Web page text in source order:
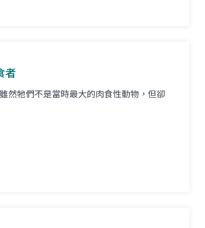
者
然牠們不是當時最大的肉食性動物，但卻